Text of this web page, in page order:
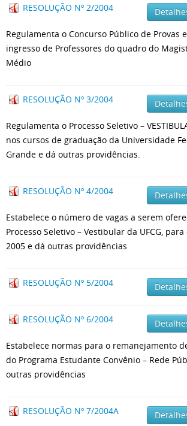
RESOLUÇÃO Nº 2/2004
Regulamenta o Concurso Público de Provas
ingresso de Professores do quadro do
Médio
RESOLUÇÃO Nº 3/2004
Regulamenta o Processo Seletivo –
nos cursos de graduação da Universidade
Grande e dá outras providências.
RESOLUÇÃO Nº 4/2004
Estabelece o número de vagas a serem
Processo Seletivo – Vestibular da UFCG,
2005 e dá outras providências
RESOLUÇÃO Nº 5/2004
RESOLUÇÃO Nº 6/2004
Estabelece normas para o remanejamento
do Programa Estudante Convênio – Rede
outras providências
RESOLUÇÃO Nº 7/2004A